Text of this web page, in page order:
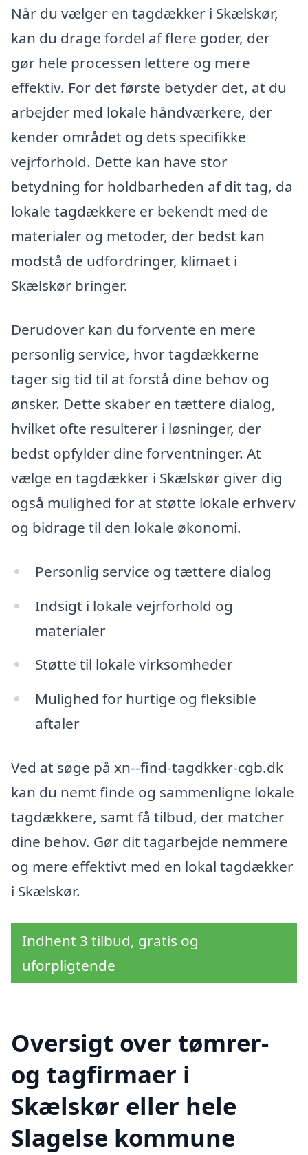
Når du vælger en tagdækker i Skælskør,
kan du drage fordel af flere goder, der
gør hele processen lettere og mere
effektiv. For det første betyder det, at du
arbejder med lokale håndværkere, der
kender området og dets specifikke
vejrforhold. Dette kan have stor
betydning for holdbarheden af dit tag, da
lokale tagdækkere er bekendt med de
materialer og metoder, der bedst kan
modstå de udfordringer, klimaet i
Skælskør bringer.
Derudover kan du forvente en mere
personlig service, hvor tagdækkerne
tager sig tid til at forstå dine behov og
ønsker. Dette skaber en tættere dialog,
hvilket ofte resulterer i løsninger, der
bedst opfylder dine forventninger. At
vælge en tagdækker i Skælskør giver dig
også mulighed for at støtte lokale erhverv
og bidrage til den lokale økonomi.
Personlig service og tættere dialog
Indsigt i lokale vejrforhold og
materialer
Støtte til lokale virksomheder
Mulighed for hurtige og fleksible
aftaler
Ved at søge på xn--find-tagdkker-cgb.dk
kan du nemt finde og sammenligne lokale
tagdækkere, samt få tilbud, der matcher
dine behov. Gør dit tagarbejde nemmere
og mere effektivt med en lokal tagdækker
i Skælskør.
Indhent 3 tilbud, gratis og
uforpligtende
Oversigt over tømrer-
og tagfirmaer i
Skælskør eller hele
Slagelse kommune